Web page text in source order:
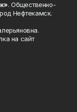
. Общественно-
Нефтекамск.
на сайт